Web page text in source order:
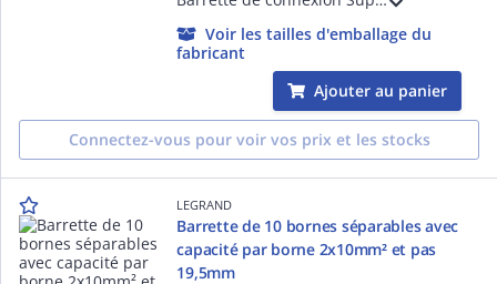
Voir les tailles d'emballage du
fabricant
Ajouter au panier
Connectez-vous pour voir vos prix et les stocks
LEGRAND
Barrette de 10 bornes séparables avec
capacité par borne 2x10mm² et pas
19,5mm